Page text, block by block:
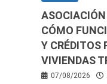
CÓMO
Y CRÉDITOS
VIVIENDAS
07/08/2026